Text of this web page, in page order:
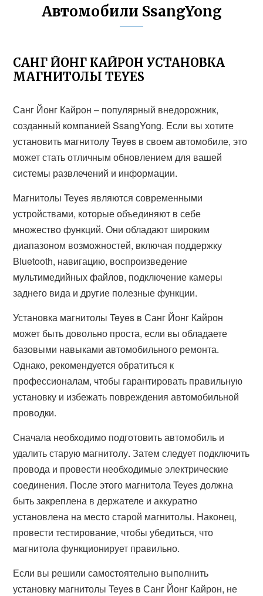
Автомобили SsangYong
САНГ ЙОНГ КАЙРОН УСТАНОВКА
МАГНИТОЛЫ TEYES
Санг Йонг Кайрон – популярный внедорожник,
созданный компанией SsangYong. Если вы хотите
установить магнитолу Teyes в своем автомобиле, это
может стать отличным обновлением для вашей
системы развлечений и информации.
Магнитолы Teyes являются современными
устройствами, которые объединяют в себе
множество функций. Они обладают широким
диапазоном возможностей, включая поддержку
Bluetooth, навигацию, воспроизведение
мультимедийных файлов, подключение камеры
заднего вида и другие полезные функции.
Установка магнитолы Teyes в Санг Йонг Кайрон
может быть довольно проста, если вы обладаете
базовыми навыками автомобильного ремонта.
Однако, рекомендуется обратиться к
профессионалам, чтобы гарантировать правильную
установку и избежать повреждения автомобильной
проводки.
Сначала необходимо подготовить автомобиль и
удалить старую магнитолу. Затем следует подключить
провода и провести необходимые электрические
соединения. После этого магнитола Teyes должна
быть закреплена в держателе и аккуратно
установлена на место старой магнитолы. Наконец,
провести тестирование, чтобы убедиться, что
магнитола функционирует правильно.
Если вы решили самостоятельно выполнить
установку магнитолы Teyes в Санг Йонг Кайрон, не